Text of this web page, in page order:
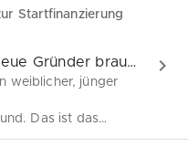
Startfinanzierung
Businessplan: Neue Gründer braucht das Land
weiblicher, jünger
Das ist das
Entrepreneurship